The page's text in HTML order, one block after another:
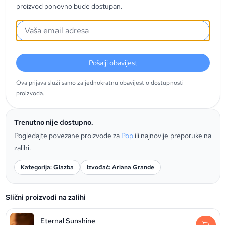
proizvod ponovno bude dostupan.
Pošalji obavijest
Ova prijava služi samo za jednokratnu obavijest o dostupnosti
proizvoda.
Trenutno nije dostupno.
Pogledajte povezane proizvode za Pop ili najnovije preporuke na
zalihi.
Kategorija: Glazba Izvođač: Ariana Grande
Slični proizvodi na zalihi
Eternal Sunshine